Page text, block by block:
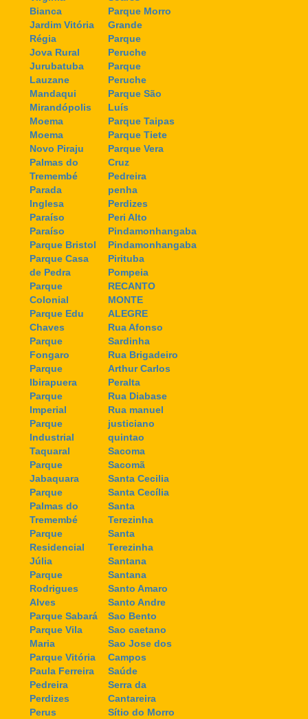
Bianca
Jardim Vitória
Régia
Jova Rural
Jurubatuba
Lauzane
Mandaqui
Mirandópolis
Moema
Moema
Novo Piraju
Palmas do
Tremembé
Parada
Inglesa
Paraíso
Paraíso
Parque Bristol
Parque Casa
de Pedra
Parque
Colonial
Parque Edu
Chaves
Parque
Fongaro
Parque
Ibirapuera
Parque
Imperial
Parque
Industrial
Taquaral
Parque
Jabaquara
Parque
Palmas do
Tremembé
Parque
Residencial
Júlia
Parque
Rodrigues
Alves
Parque Sabará
Parque Vila
Maria
Parque Vitória
Paula Ferreira
Pedreira
Perdizes
Perus
Parque Morro
Grande
Parque
Peruche
Parque
Peruche
Parque São
Luís
Parque Taipas
Parque Tiete
Parque Vera
Cruz
Pedreira
penha
Perdizes
Peri Alto
Pindamonhangaba
Pindamonhangaba
Pirituba
Pompeia
RECANTO
MONTE
ALEGRE
Rua Afonso
Sardinha
Rua Brigadeiro
Arthur Carlos
Peralta
Rua Diabase
Rua manuel
justiciano
quintao
Sacoma
Sacomã
Santa Cecilia
Santa Cecília
Santa
Terezinha
Santa
Terezinha
Santana
Santana
Santo Amaro
Santo Andre
Sao Bento
Sao caetano
Sao Jose dos
Campos
Saúde
Serra da
Cantareira
Sítio do Morro